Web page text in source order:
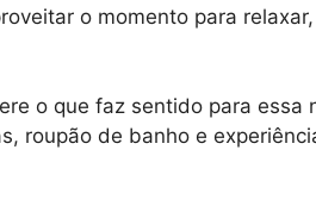
o momento para
o que faz sentido para essa
roupão de banho e